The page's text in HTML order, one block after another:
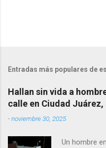
Entradas más populares de
Hallan sin vida a
calle en Ciudad Juárez,
-noviembre 30, 2025
Un hombre